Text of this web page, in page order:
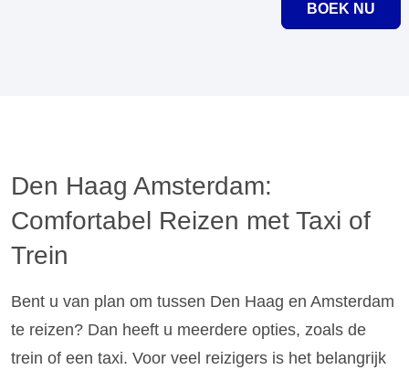
BOEK NU
Den Haag Amsterdam:
Comfortabel Reizen met Taxi of
Trein
Bent u van plan om tussen Den Haag en Amsterdam
te reizen? Dan heeft u meerdere opties, zoals de
trein of een taxi. Voor veel reizigers is het belangrijk